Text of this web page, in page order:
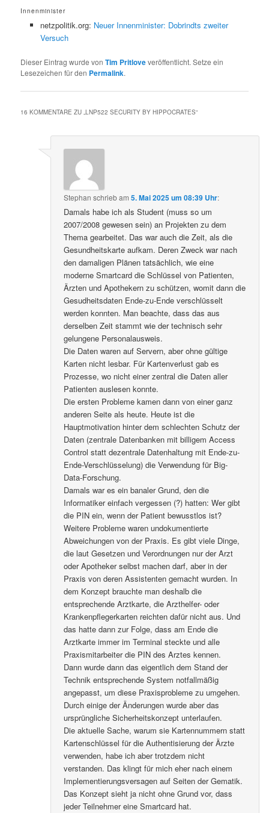
Innenminister
netzpolitik.org: Neuer Innenminister: Dobrindts zweiter
Versuch
Dieser Eintrag wurde vonTim Pritloveveröffentlicht. Setze ein
Lesezeichen für den Permalink.
16 KOMMENTARE ZU „LNP522 SECURITY BY HIPPOCRATES“
Stephan schriebam5. Mai 2025 um 08:39 Uhr:
Damals habe ich als Student (muss so um
2007/2008 gewesen sein) an Projekten zu dem
Thema gearbeitet. Das war auch die Zeit, als die
Gesundheitskarte aufkam. Deren Zweck war nach
den damaligen Plänen tatsächlich, wie eine
moderne Smartcard die Schlüssel von Patienten,
Ärzten und Apothekern zu schützen, womit dann die
Gesudheitsdaten Ende-zu-Ende verschlüsselt
werden konnten. Man beachte, dass das aus
derselben Zeit stammt wie der technisch sehr
gelungene Personalausweis.
Die Daten waren auf Servern, aber ohne gültige
Karten nicht lesbar. Für Kartenverlust gab es
Prozesse, wo nicht einer zentral die Daten aller
Patienten auslesen konnte.
Die ersten Probleme kamen dann von einer ganz
anderen Seite als heute. Heute ist die
Hauptmotivation hinter dem schlechten Schutz der
Daten (zentrale Datenbanken mit billigem Access
Control statt dezentrale Datenhaltung mit Ende-zu-
Ende-Verschlüsselung) die Verwendung für Big-
Data-Forschung.
Damals war es ein banaler Grund, den die
Informatiker einfach vergessen (?) hatten: Wer gibt
die PIN ein, wenn der Patient bewusstlos ist?
Weitere Probleme waren undokumentierte
Abweichungen von der Praxis. Es gibt viele Dinge,
die laut Gesetzen und Verordnungen nur der Arzt
oder Apotheker selbst machen darf, aber in der
Praxis von deren Assistenten gemacht wurden. In
dem Konzept brauchte man deshalb die
entsprechende Arztkarte, die Arzthelfer- oder
Krankenpflegerkarten reichten dafür nicht aus. Und
das hatte dann zur Folge, dass am Ende die
Arztkarte immer im Terminal steckte und alle
Praxismitarbeiter die PIN des Arztes kennen.
Dann wurde dann das eigentlich dem Stand der
Technik entsprechende System notfallmäßig
angepasst, um diese Praxisprobleme zu umgehen.
Durch einige der Änderungen wurde aber das
ursprüngliche Sicherheitskonzept unterlaufen.
Die aktuelle Sache, warum sie Kartennummern statt
Kartenschlüssel für die Authentisierung der Ärzte
verwenden, habe ich aber trotzdem nicht
verstanden. Das klingt für mich eher nach einem
Implementierungsversagen auf Seiten der Gematik.
Das Konzept sieht ja nicht ohne Grund vor, dass
jeder Teilnehmer eine Smartcard hat.